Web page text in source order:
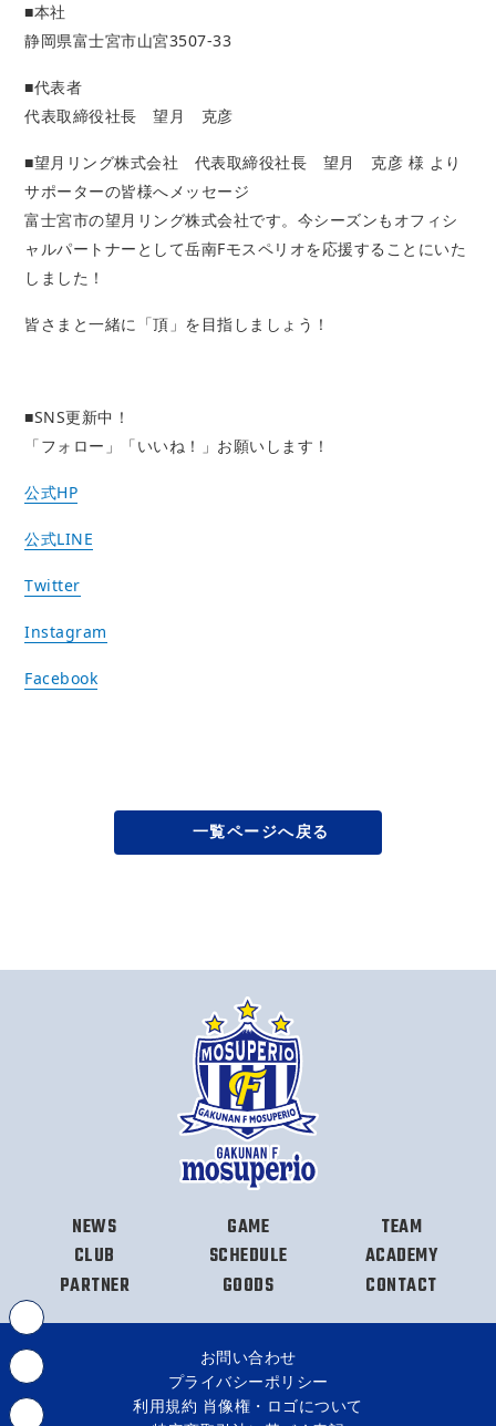
■本社
静岡県富士宮市山宮3507-33
■代表者
代表取締役社長 望月 克彦
■望月リング株式会社 代表取締役社長 望月 克彦 様 より
サポーターの皆様へメッセージ
富士宮市の望月リング株式会社です。今シーズンもオフィシ
ャルパートナーとして岳南Fモスペリオを応援することにいた
しました！
皆さまと一緒に「頂」を目指しましょう！
■SNS更新中！
「フォロー」「いいね！」お願いします！
公式HP
公式LINE
Twitter
Instagram
Facebook
一覧ページへ戻る
NEWS GAME
TEAM
CLUB
SCHEDULE
ACADEMY
PARTNER
GOODS CONTACT
お問い合わせ
プライバシーポリシー
利用規約 肖像権・ロゴについて